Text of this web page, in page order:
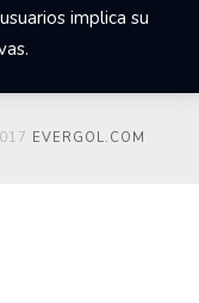
implica su
EVERGOL.COM